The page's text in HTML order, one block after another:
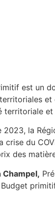
est un
et
territoriale
2023, la
crise du
des
Champel,